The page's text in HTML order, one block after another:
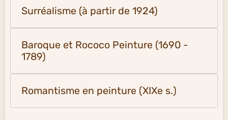
Surréalisme (à partir de 1924)
Baroque et Rococo Peinture (1690 -
1789)
Romantisme en peinture (XIXe s.)